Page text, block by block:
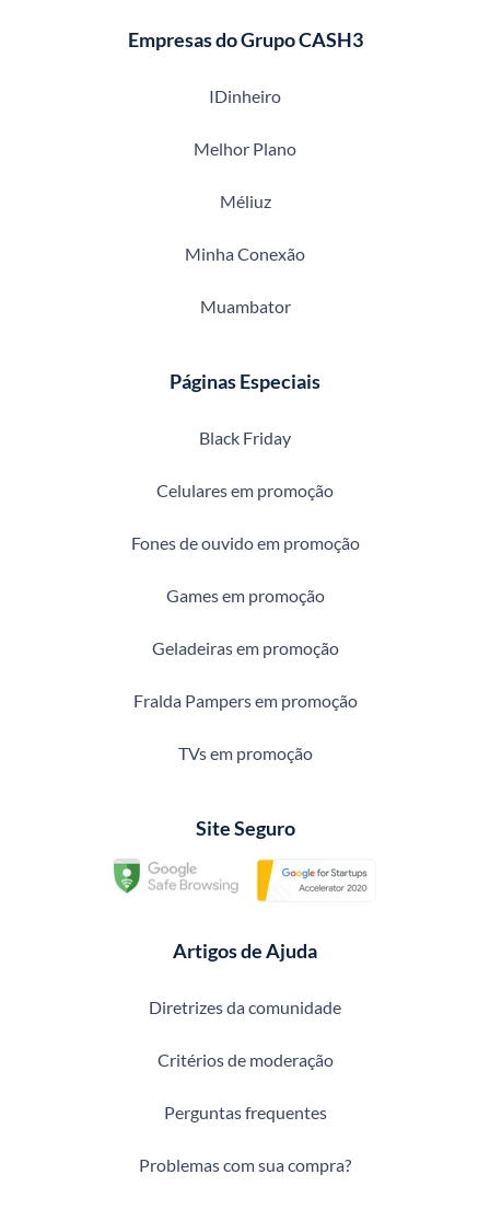
Empresas do Grupo CASH3
IDinheiro
Melhor Plano
Méliuz
Minha Conexão
Muambator
Páginas Especiais
Black Friday
Celulares em promoção
Fones de ouvido em promoção
Games em promoção
Geladeiras em promoção
Fralda Pampers em promoção
TVs em promoção
Site Seguro
Artigos de Ajuda
Diretrizes da comunidade
Critérios de moderação
Perguntas frequentes
Problemas com sua compra?